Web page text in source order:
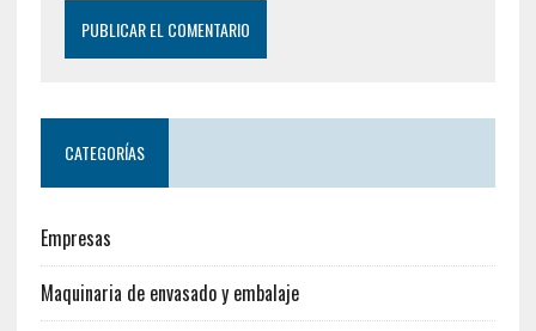
CATEGORÍAS
Empresas
Maquinaria de envasado y embalaje